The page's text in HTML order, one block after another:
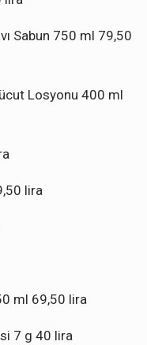
Sabun 750 ml 79,50
Losyonu 400 ml
lira
ml 69,50 lira
7 g 40 lira